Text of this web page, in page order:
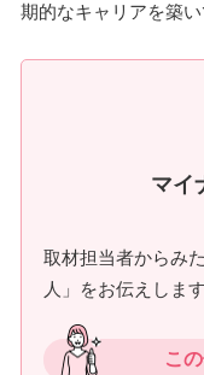
期的なキャリアを築い
マイ
取材担当者からみ
人」をお伝えします
こ